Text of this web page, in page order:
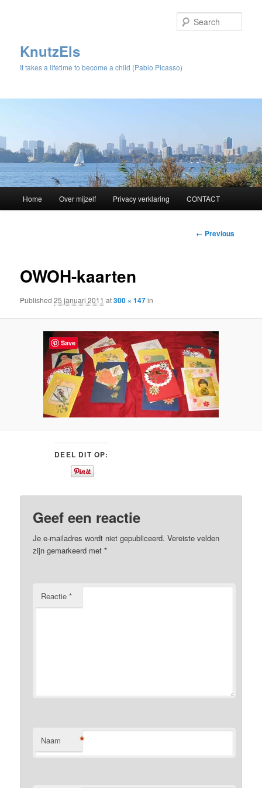
KnutzEls
It takes a lifetime to become a child (Pablo Picasso)
Skip
content
Home Over mijzelf Privacy verklaring CONTACT
Image
← Previous
OWOH-kaarten
Published25 januari 2011 at300 × 147in
DEEL DIT OP:
Geef een reactie
Je e-mailadres wordt niet gepubliceerd. Vereiste velden
zijn gemarkeerd met*
Reactie*
Naam *
Save